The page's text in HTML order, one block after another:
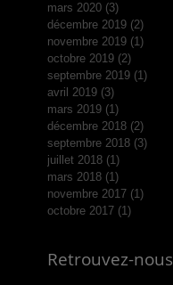
mars 2020 (3)
décembre 2019 (2)
novembre 2019 (1)
octobre 2019 (2)
septembre 2019 (1)
avril 2019 (3)
mars 2019 (1)
décembre 2018 (2)
septembre 2018 (3)
juillet 2018 (1)
mars 2018 (1)
novembre 2017 (1)
octobre 2017 (1)
Retrouvez-nous